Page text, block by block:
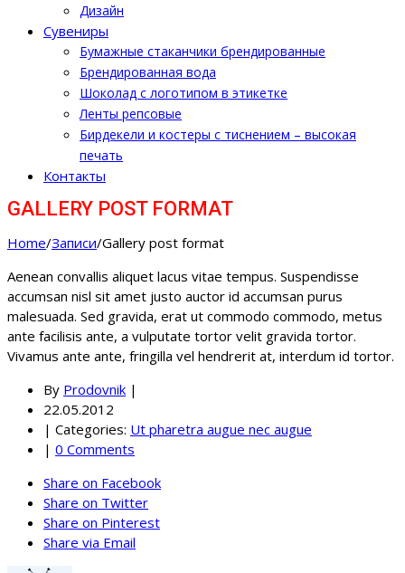
Дизайн
Cувениры
Бумажные стаканчики брендированные
Брендированная вода
Шоколад с логотипом в этикетке
Ленты репсовые
Бирдекели и костеры с тиснением – высокая
печать
Контакты
GALLERY POST FORMAT
Home/Записи/Gallery post format
Aenean convallis aliquet lacus vitae tempus. Suspendisse
accumsan nisl sit amet justo auctor id accumsan purus
malesuada. Sed gravida, erat ut commodo commodo, metus
ante facilisis ante, a vulputate tortor velit gravida tortor.
Vivamus ante ante, fringilla vel hendrerit at, interdum id tortor.
By Prodovnik |
22.05.2012
| Categories: Ut pharetra augue nec augue
| 0 Comments
Share on Facebook
Share on Twitter
Share on Pinterest
Share via Email